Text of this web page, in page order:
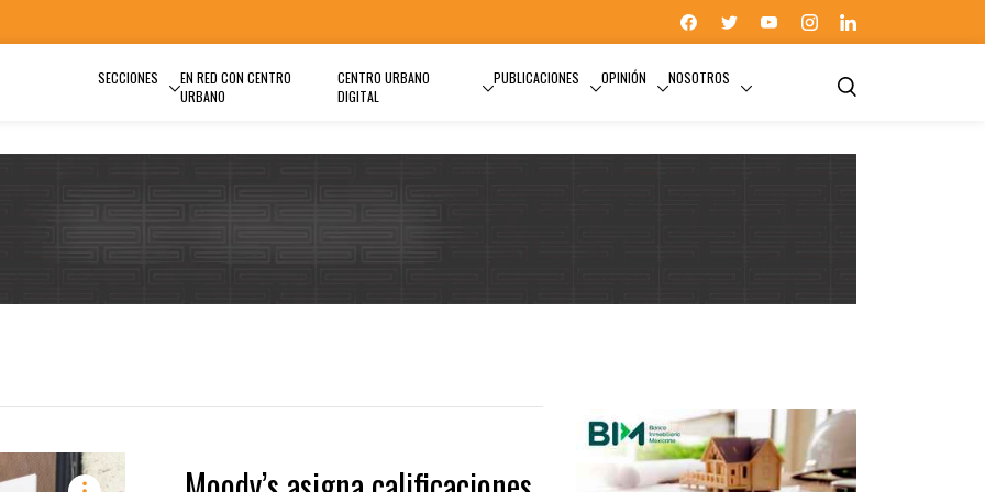
SECCIONES
EN RED CON CENTRO
URBANO
CENTRO URBANO
DIGITAL
PUBLICACIONES OPINIÓN NOSOTROS